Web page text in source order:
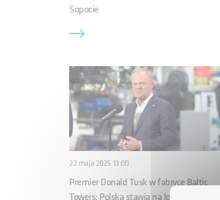
Sopocie
22 maja 2025 13:00
Premier Donald Tusk w fabryce Baltic
Towers: Polska stawia na lokalny